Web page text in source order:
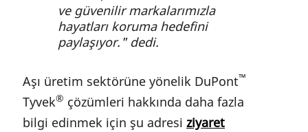
ve güvenilir markalarımızla
hayatları koruma hedefini
paylaşıyor." dedi.
Aşı üretim sektörüne yönelik DuPont™
Tyvek® çözümleri hakkında daha fazla
bilgi edinmek için şu adresi ziyaret